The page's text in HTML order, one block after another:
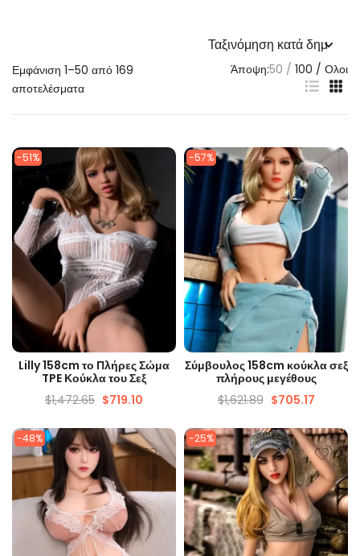
Εμφάνιση 1–50 από 169
αποτελέσματα
Άποψη:50 100 Ολοι
-51%
ΓΡΉΓΟΡΗ ΜΑΤΙΆ
Lilly 158cm το Πλήρες Σώμα
TPE Κούκλα του Σεξ
$1,472.65 $719.10
-57%
ΓΡΉΓΟΡΗ ΜΑΤΙΆ
Σύμβουλος 158cm κούκλα σεξ
πλήρους μεγέθους
$1,621.89 $705.17
-48% -25%